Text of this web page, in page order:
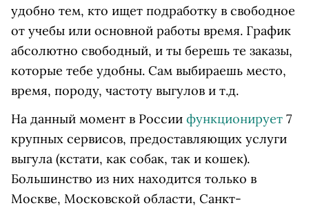
удобно тем, кто ищет подработку в свободное
от учебы или основной работы время. График
абсолютно свободный, и ты берешь те заказы,
которые тебе удобны. Сам выбираешь место,
время, породу, частоту выгулов и т.д.
На данный момент в России функционирует 7
крупных сервисов, предоставляющих услуги
выгула (кстати, как собак, так и кошек).
Большинство из них находится только в
Москве, Московской области, Санкт-